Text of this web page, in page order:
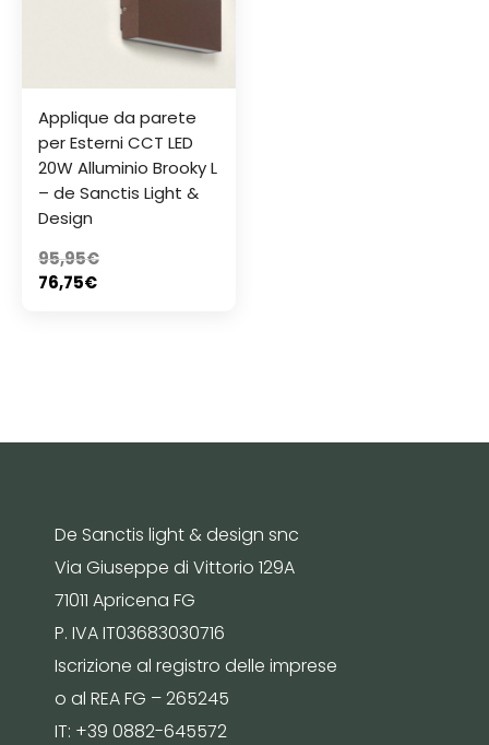
Applique da parete
per Esterni CCT LED
20W Alluminio Brooky L
– de Sanctis Light &
Design
95,95€
76,75€
De Sanctis light & design snc
Via Giuseppe di Vittorio 129A
71011 Apricena FG
P. IVA IT03683030716
Iscrizione al registro delle imprese
o al REA FG – 265245
IT: +39 0882-645572